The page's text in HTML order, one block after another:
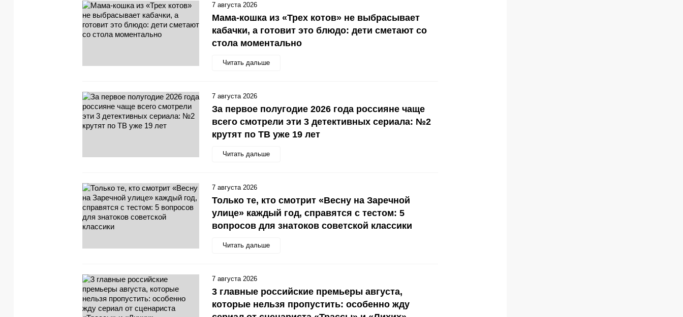
Мама-кошка из «Трех котов» не выбрасывает
кабачки, а готовит это блюдо: дети сметают со
стола моментально
Читать дальше
7 августа 2026
За первое полугодие 2026 года россияне чаще
всего смотрели эти 3 детективных сериала: №2
крутят по ТВ уже 19 лет
Читать дальше
7 августа 2026
Только те, кто смотрит «Весну на Заречной
улице» каждый год, справятся с тестом: 5
вопросов для знатоков советской классики
Читать дальше
7 августа 2026
3 главные российские премьеры августа,
которые нельзя пропустить: особенно жду
7 августа 2026